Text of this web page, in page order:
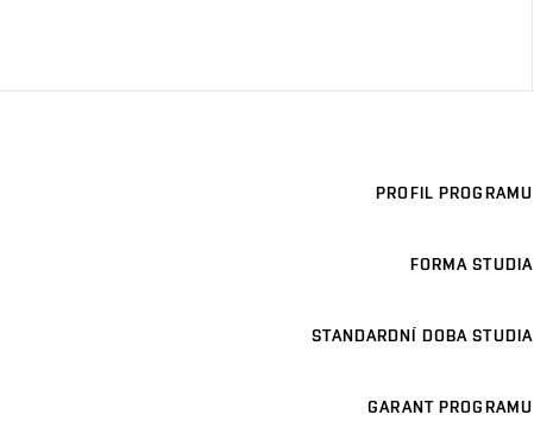
PROFIL PROGRAMU
FORMA STUDIA
STANDARDNÍ DOBA STUDIA
GARANT PROGRAMU